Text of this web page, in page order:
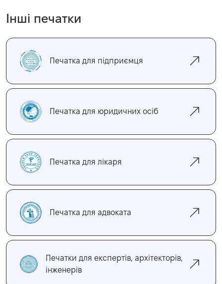
Інші печатки
Печатка для підприємця
Печатка для юридичних осіб
Печатка для лікаря
Печатка для адвоката
Печатки для експертів, архітекторів,
інженерів